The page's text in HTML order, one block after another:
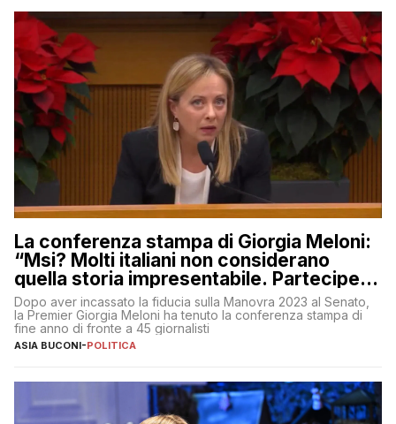
La conferenza stampa di Giorgia Meloni:
“Msi? Molti italiani non considerano
quella storia impresentabile. Parteciperò
al 25 aprile”
Dopo aver incassato la fiducia sulla Manovra 2023 al Senato,
la Premier Giorgia Meloni ha tenuto la conferenza stampa di
fine anno di fronte a 45 giornalisti
ASIA BUCONI-POLITICA